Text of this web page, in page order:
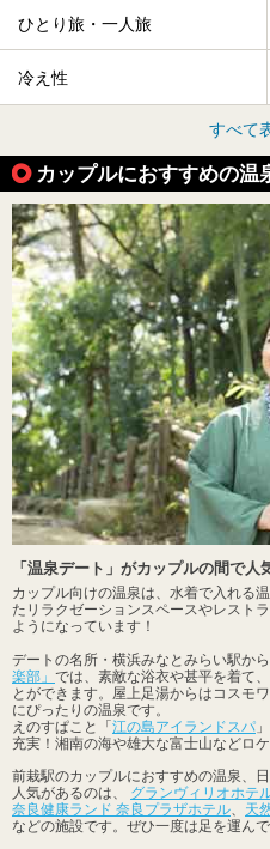
ひとり旅・一人旅
冷え性
すべて
カップルにおすすめの温
「温泉デート」がカップルの間で人
カップル向けの温泉は、水着で入れる
たリラクゼーションスペースやレス
ようになっています！
デートの名所・横浜みなとみらい駅か
楽部」 では、素敵な浴衣や甚平を着て
とができます。屋上足湯からはコスモ
にぴったりの温泉です。
えのすぱこと「江の島アイランドスパ
充実！湘南の海や雄大な富士山などロ
前栽駅のカップルにおすすめの温泉、
人気があるのは、 グランヴィリオホテ
奈良健康ランド 奈良プラザホテル
天
などの施設です。ぜひ一度は足を運んで